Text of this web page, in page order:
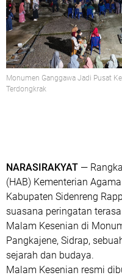
Monumen Ganggawa Jadi Pusat
Terdongkrak
NARASIRAKYAT —
(HAB) Kementerian
Kabupaten Sidenreng
suasana peringatan
Malam Kesenian di
Pangkajene, Sidrap,
sejarah dan budaya.
Malam Kesenian resmi